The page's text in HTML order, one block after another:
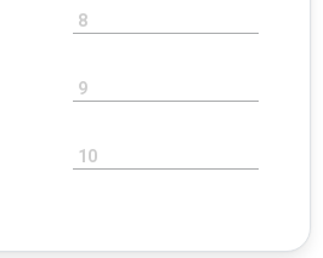
8
9
10